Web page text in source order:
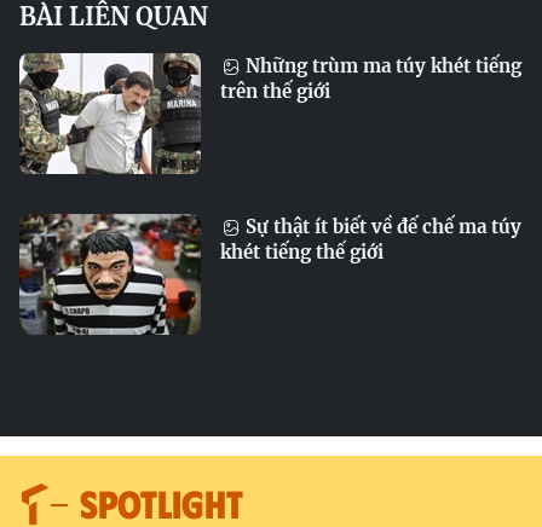
BÀI LIÊN QUAN
Những trùm ma túy khét tiếng
trên thế giới
Sự thật ít biết về đế chế ma túy
khét tiếng thế giới
SPOTLIGHT